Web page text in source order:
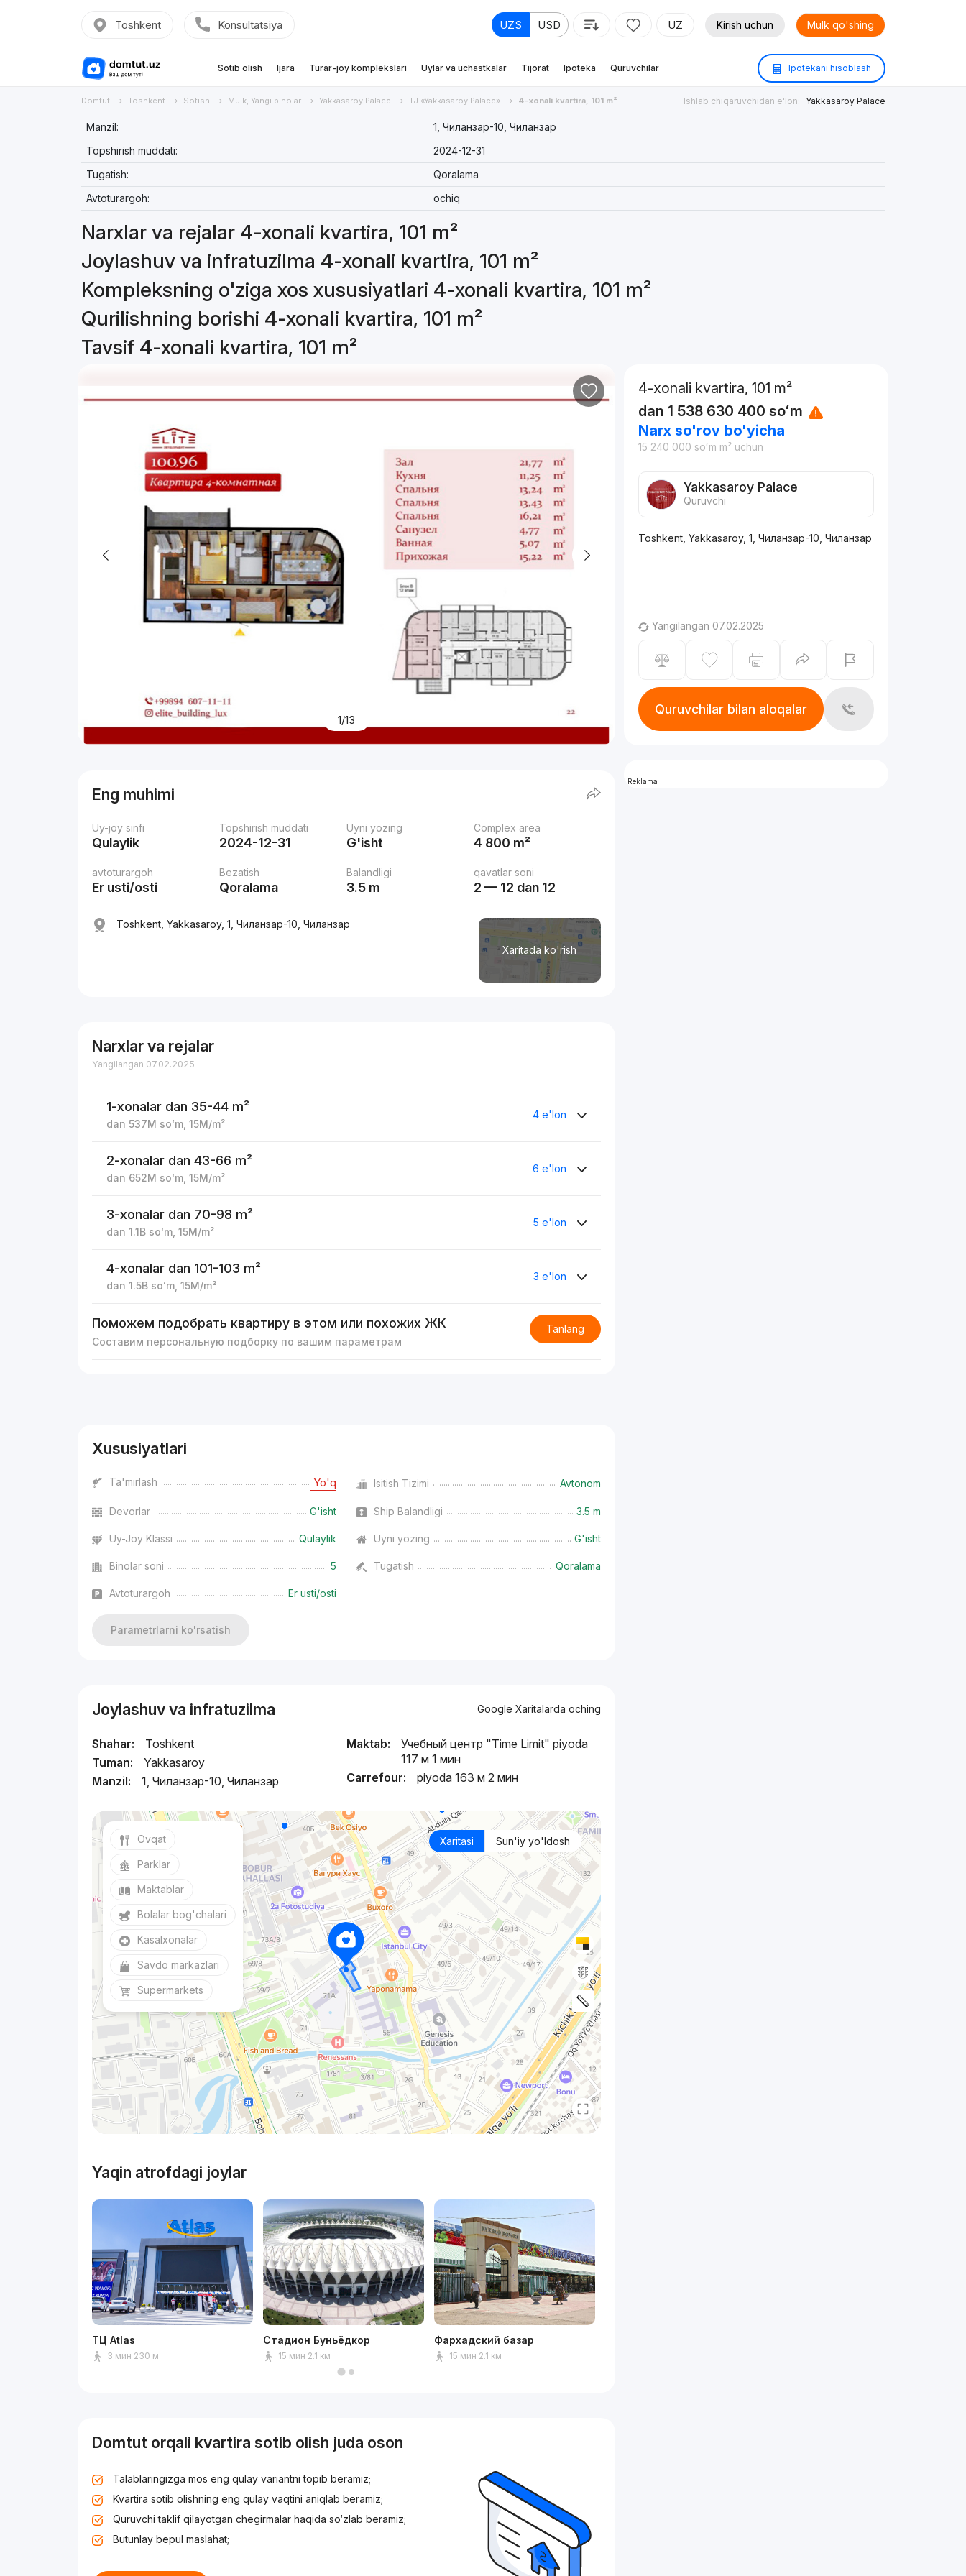
Toshkent Konsultatsiya UZS USD UZ Kirish uchun Mulk qo'shing
Sotib olish Ijara Turar-joy komplekslari Uylar va uchastkalar Tijorat Ipoteka Quruvchilar Ipotekani hisoblash
Domtut Toshkent Sotish Mulk, Yangi binolar Yakkasaroy Palace TJ «Yakkasaroy Palace» 4-xonali kvartira, 101 m² Ishlab chiqaruvchidan e'lon: Yakkasaroy Palace
Manzil:
1, Чиланзар-10, Чиланзар
Topshirish muddati:
2024-12-31
Tugatish:
Qoralama
Avtoturargoh:
ochiq
Narxlar va rejalar 4-xonali kvartira, 101 m²
Joylashuv va infratuzilma 4-xonali kvartira, 101 m²
Kompleksning o'ziga xos xususiyatlari 4-xonali kvartira, 101 m²
Qurilishning borishi 4-xonali kvartira, 101 m²
Tavsif 4-xonali kvartira, 101 m²
1/13
Eng muhimi
Uy-joy sinfi
Qulaylik
Topshirish muddati
2024-12-31
Uyni yozing
G'isht
Complex area
4 800 m²
avtoturargoh
Er usti/osti
Bezatish
Qoralama
Balandligi
3.5 m
qavatlar soni
2 — 12 dan 12
Xaritada ko'rish
Toshkent, Yakkasaroy, 1, Чиланзар-10, Чиланзар
Narxlar va rejalar
Yangilangan 07.02.2025
1-xonalar dan 35-44 m²
dan537M soʻm ,15M/m²
4 e'lon
2-xonalar dan 43-66 m²
dan 652M soʻm ,15M/m²
6 e'lon
3-xonalar dan 70-98 m²
dan1.1B soʻm ,15M/m²
5 e'lon
4-xonalar dan 101-103 m²
dan1.5B soʻm ,15M/m²
3 e'lon
Поможем подобрать квартиру в этом или похожих ЖК
Составим персональную подборку по вашим параметрам
Tanlang
Xususiyatlari
Ta'mirlash Yo'q Isitish Tizimi Avtonom
Devorlar G'isht Ship Balandligi 3.5 m
Uy-Joy Klassi Qulaylik Uyni yozing G'isht
Binolar soni 5 Tugatish Qoralama
Avtoturargoh Er usti/osti
Parametrlarni ko'rsatish
Joylashuv va infratuzilma Google Xaritalarda oching
Shahar:
Toshkent
Tuman:
Yakkasaroy
Manzil:
1, Чиланзар-10, Чиланзар
Maktab:
Учебный центр "Time Limit" piyoda
117 м 1 мин
Carrefour:
piyoda 163 м 2 мин
Xaritasi Sun'iy yo'ldosh
Ovqat
Parklar
Maktablar
Bolalar bog'chalari
Kasalxonalar
Savdo markazlari
Supermarkets
Yaqin atrofdagi joylar
ТЦ Atlas
3 мин 230 м
Стадион Буньёдкор
15 мин 2.1 км
Фархадский базар
15 мин 2.1 км
Domtut orqali kvartira sotib olish juda oson
Talablaringizga mos eng qulay variantni topib beramiz;
Kvartira sotib olishning eng qulay vaqtini aniqlab beramiz;
Quruvchi taklif qilayotgan chegirmalar haqida so‘zlab beramiz;
Butunlay bepul maslahat;
4-xonali kvartira, 101 m²
dan 1 538 630 400 soʻm
Narx so'rov bo'yicha
15 240 000 soʻm m² uchun
Yakkasaroy Palace
Quruvchi
Toshkent, Yakkasaroy, 1, Чиланзар-10, Чиланзар
Yangilangan 07.02.2025
Quruvchilar bilan aloqalar
Reklama